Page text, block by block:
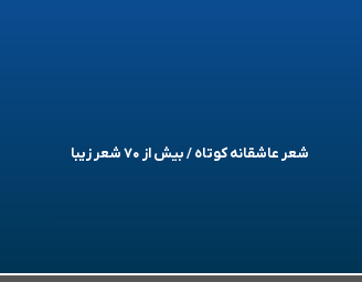
شعر عاشقانه کوتاه / بیش از ۷۰ شعر زیبا